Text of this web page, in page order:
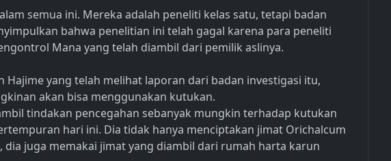
semua ini. Mereka adalah peneliti kelas satu, tetapi badan
bahwa penelitian ini telah gagal karena para peneliti
Mana yang telah diambil dari pemilik aslinya.
Hajime yang telah melihat laporan dari badan investigasi itu,
akan bisa menggunakan kutukan.
tindakan pencegahan sebanyak mungkin terhadap kutukan
hari ini. Dia tidak hanya menciptakan jimat Orichalcum
dia juga memakai jimat yang diambil dari rumah harta karun